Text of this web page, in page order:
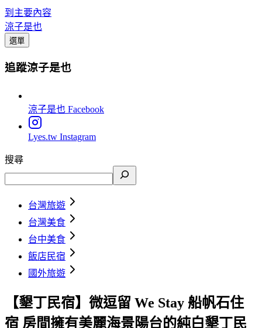
到主要內容
涼子是也
選單
追蹤涼子是也
涼子是也 Facebook
Lyes.tw Instagram
搜尋
台灣旅遊
台灣美食
台中美食
飯店民宿
國外旅遊
【墾丁民宿】微逗留 We Stay 船帆石住
宿 房間擁有美麗海景陽台的純白墾丁民